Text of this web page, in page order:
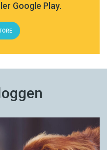
Google Play.